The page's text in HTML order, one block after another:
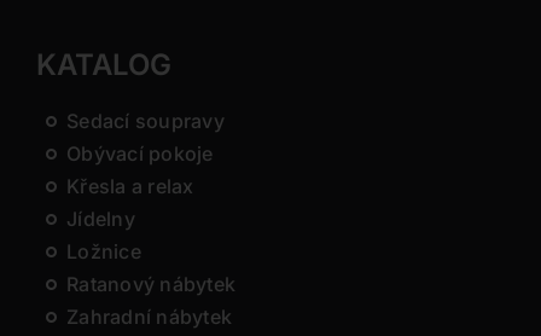
KATALOG
Sedací soupravy
Obývací pokoje
Křesla a relax
Jídelny
Ložnice
Ratanový nábytek
Zahradní nábytek